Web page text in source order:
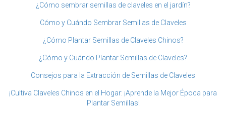
¿Cómo sembrar semillas de claveles en el jardín?
Cómo y Cuándo Sembrar Semillas de Claveles
¿Cómo Plantar Semillas de Claveles Chinos?
¿Cómo y Cuándo Plantar Semillas de Claveles?
Consejos para la Extracción de Semillas de Claveles
¡Cultiva Claveles Chinos en el Hogar: ¡Aprende la Mejor Época para
Plantar Semillas!